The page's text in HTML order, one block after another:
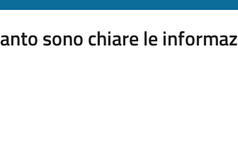
sono chiare le